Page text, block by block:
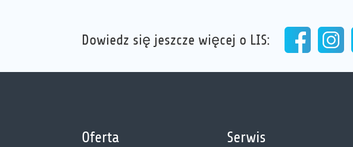
Dowiedz się jeszcze więcej o LIS:
Oferta Serwis